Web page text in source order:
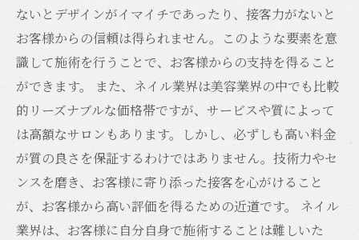
ないとデザインがイマイチであったり、接客力がないと
お客様からの信頼は得られません。このような要素を意
識して施術を行うことで、お客様からの支持を得ること
ができます。 また、ネイル業界は美容業界の中でも比較
的リーズナブルな価格帯ですが、サービスや質によって
は高額なサロンもあります。しかし、必ずしも高い料金
が質の良さを保証するわけではありません。技術力やセ
ンスを磨き、お客様に寄り添った接客を心がけること
が、お客様から高い評価を得るための近道です。 ネイル
業界は、お客様に自分自身で施術することは難しいた